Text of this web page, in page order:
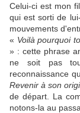
Celui-ci est mon
qui est sorti de
mouvements
« Voilà pourquoi
» : cette phrase
ne soit pas
reconnaissance
Revenir à son
de départ. La
notons-la au